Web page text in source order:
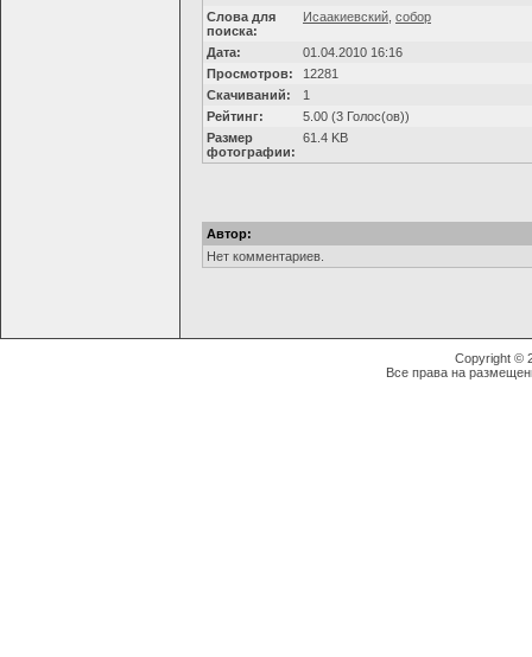
Слова для
поиска:
Исаакиевский собор
Дата:
01.04.2010 16:16
Просмотров:
12281
Скачиваний:
1
Рейтинг:
5.00 (3 Голос(ов))
Размер
фотографии:
61.4 KB
Автор:
Нет комментариев.
Copyright ©
Все права на